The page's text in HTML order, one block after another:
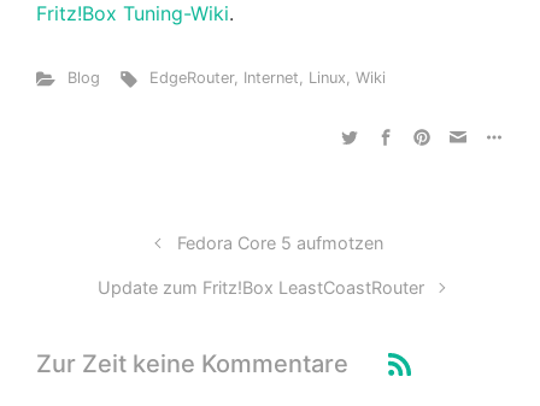
Fritz!Box Tuning-Wiki.
Blog EdgeRouter, Internet, Linux,Wiki
Fedora Core 5 aufmotzen
Update zum Fritz!Box LeastCoastRouter
Zur Zeit keine Kommentare